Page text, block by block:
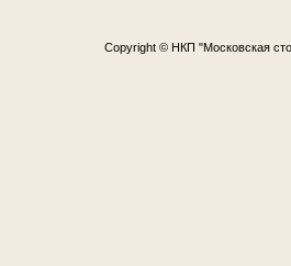
Copyright © НКП "Московская